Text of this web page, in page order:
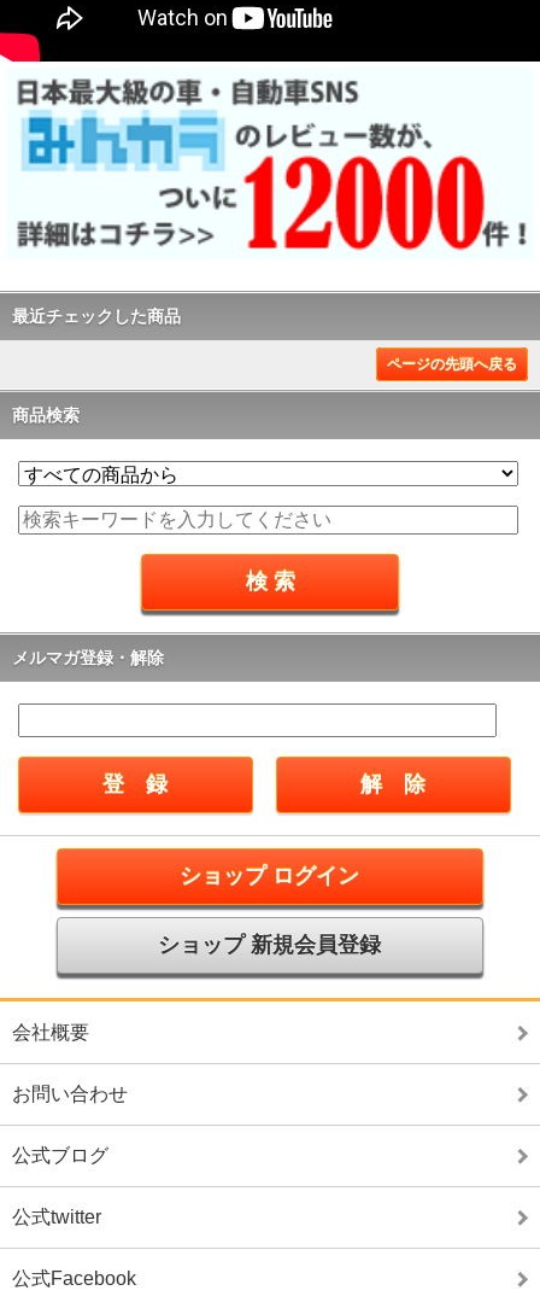
最近チェックした商品
ページの先頭へ戻る
商品検索
メルマガ登録・解除
ショップ ログイン
ショップ 新規会員登録
会社概要
お問い合わせ
公式ブログ
公式twitter
公式Facebook